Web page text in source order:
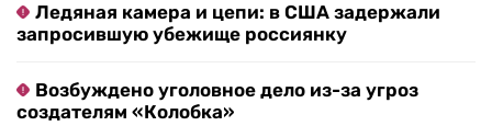
Ледяная камера и цепи: в США задержали
запросившую убежище россиянку
Возбуждено уголовное дело из-за угроз
создателям «Колобка»